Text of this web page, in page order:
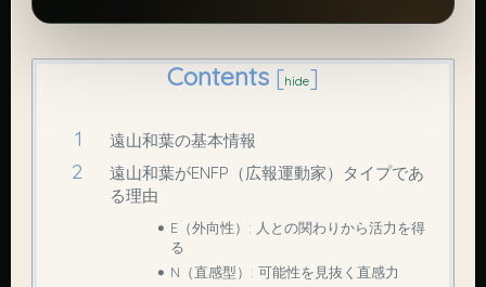
Contents [hide]
遠山和葉の基本情報
遠山和葉がENFP（広報運動家）タイプであ
る理由
E（外向性）: 人との関わりから活力を得
る
N（直感型）: 可能性を見抜く直感力